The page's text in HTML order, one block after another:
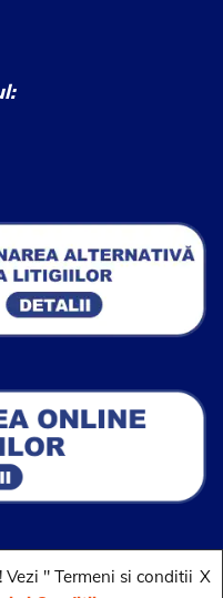
| Maintenance by
" Termeni si conditii X